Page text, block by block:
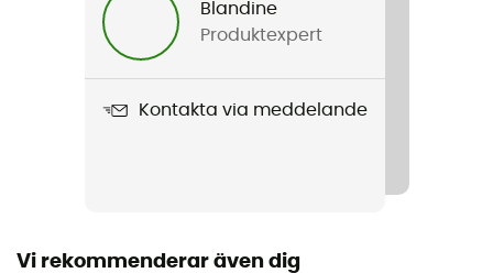
Produktnamn
Använd teknologi
Antal platser
Blandine
Produktexpert
Kontakta via meddelande
Vi rekommenderar även dig